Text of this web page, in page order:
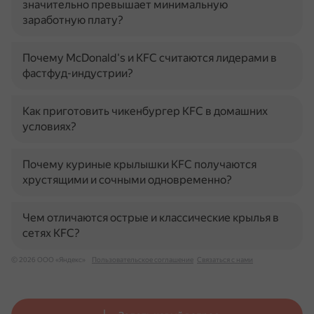
значительно превышает минимальную
заработную плату?
Почему McDonald's и KFC считаются лидерами в
фастфуд-индустрии?
Как приготовить чикенбургер KFC в домашних
условиях?
Почему куриные крылышки KFC получаются
хрустящими и сочными одновременно?
Чем отличаются острые и классические крылья в
сетях KFC?
© 2026 ООО «Яндекс» Пользовательское соглашение Связаться с нами